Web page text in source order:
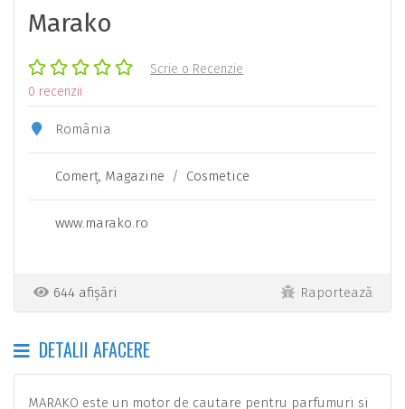
Marako
Scrie o Recenzie
0 recenzii
România
Comerţ, Magazine / Cosmetice
www.marako.ro
644 afișări Raportează
DETALII AFACERE
MARAKO este un motor de cautare pentru parfumuri si